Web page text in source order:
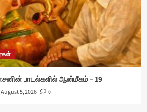
பாடல்களில் ஆன்மீகம் – 19
August 5, 2026 0